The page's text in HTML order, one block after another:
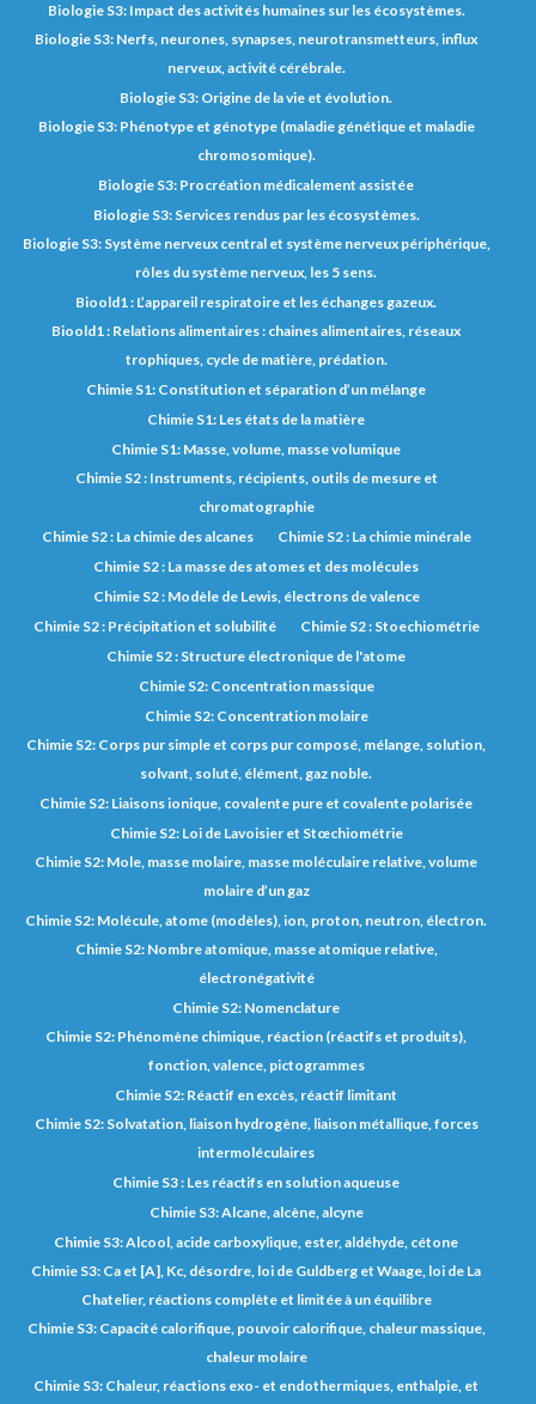
Biologie S3: Impact des activités humaines sur les écosystèmes.
Biologie S3: Nerfs, neurones, synapses, neurotransmetteurs, influx
nerveux, activité cérébrale.
Biologie S3: Origine de la vie et évolution.
Biologie S3: Phénotype et génotype (maladie génétique et maladie
chromosomique).
Biologie S3: Procréation médicalement assistée
Biologie S3: Services rendus par les écosystèmes.
Biologie S3: Système nerveux central et système nerveux périphérique,
rôles du système nerveux, les 5 sens.
Bioold1 : L’appareil respiratoire et les échanges gazeux.
Bioold1 : Relations alimentaires : chaines alimentaires, réseaux
trophiques, cycle de matière, prédation.
Chimie S1: Constitution et séparation d’un mélange
Chimie S1: Les états de la matière
Chimie S1: Masse, volume, masse volumique
Chimie S2 : Instruments, récipients, outils de mesure et
chromatographie
Chimie S2 : La chimie des alcanes
Chimie S2 : La chimie minérale
Chimie S2 : La masse des atomes et des molécules
Chimie S2 : Modèle de Lewis, électrons de valence
Chimie S2 : Précipitation et solubilité
Chimie S2 : Stoechiométrie
Chimie S2 : Structure électronique de l'atome
Chimie S2: Concentration massique
Chimie S2: Concentration molaire
Chimie S2: Corps pur simple et corps pur composé, mélange, solution,
solvant, soluté, élément, gaz noble.
Chimie S2: Liaisons ionique, covalente pure et covalente polarisée
Chimie S2: Loi de Lavoisier et Stœchiométrie
Chimie S2: Mole, masse molaire, masse moléculaire relative, volume
molaire d’un gaz
Chimie S2: Molécule, atome (modèles), ion, proton, neutron, électron.
Chimie S2: Nombre atomique, masse atomique relative,
électronégativité
Chimie S2: Nomenclature
Chimie S2: Phénomène chimique, réaction (réactifs et produits),
fonction, valence, pictogrammes
Chimie S2: Réactif en excès, réactif limitant
Chimie S2: Solvatation, liaison hydrogène, liaison métallique, forces
intermoléculaires
Chimie S3 : Les réactifs en solution aqueuse
Chimie S3: Alcane, alcène, alcyne
Chimie S3: Alcool, acide carboxylique, ester, aldéhyde, cétone
Chimie S3: Ca et [A], Kc, désordre, loi de Guldberg et Waage, loi de La
Chatelier, réactions complète et limitée à un équilibre
Chimie S3: Capacité calorifique, pouvoir calorifique, chaleur massique,
chaleur molaire
Chimie S3: Chaleur, réactions exo- et endothermiques, enthalpie, et